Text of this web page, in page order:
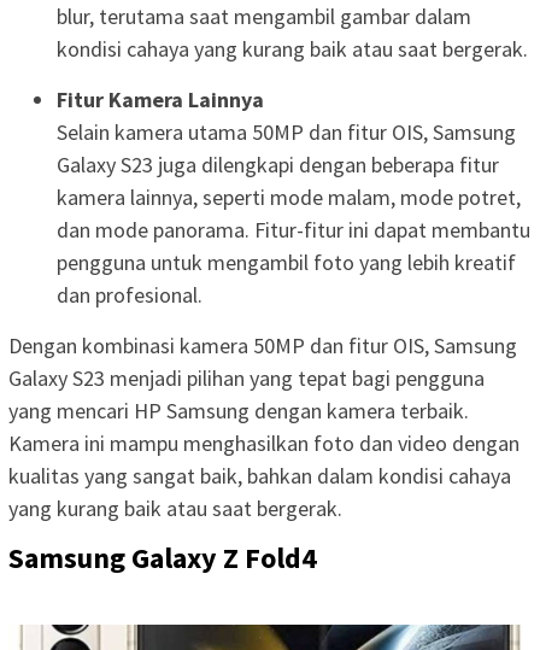
blur, terutama saat mengambil gambar dalam
kondisi cahaya yang kurang baik atau saat bergerak.
Fitur Kamera Lainnya
Selain kamera utama 50MP dan fitur OIS, Samsung
Galaxy S23 juga dilengkapi dengan beberapa fitur
kamera lainnya, seperti mode malam, mode potret,
dan mode panorama. Fitur-fitur ini dapat membantu
pengguna untuk mengambil foto yang lebih kreatif
dan profesional.
Dengan kombinasi kamera 50MP dan fitur OIS, Samsung
Galaxy S23 menjadi pilihan yang tepat bagi pengguna
yang mencari HP Samsung dengan kamera terbaik.
Kamera ini mampu menghasilkan foto dan video dengan
kualitas yang sangat baik, bahkan dalam kondisi cahaya
yang kurang baik atau saat bergerak.
Samsung Galaxy Z Fold4